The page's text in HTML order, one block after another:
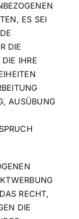
ES SEI
DIE
IHRE
AUSÜBUNG
RECHT,
DIE